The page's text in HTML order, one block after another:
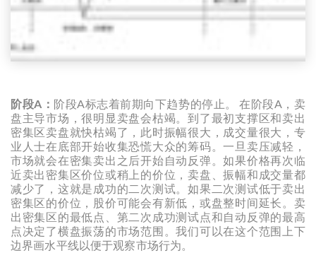
阶段A： 阶段A标志着前期向下趋势的停止。 在阶段A，卖
盘主导市场，很明显卖盘会枯竭。到了最初支撑区和卖出
密集区卖盘就快枯竭了，此时振幅很大，成交量很大，专
业人士在底部开始收集恐慌大众的筹码。一旦卖压减轻，
市场就会在密集卖出之后开始自动反弹。如果价格再次临
近卖出密集区价位或稍上的价位，卖盘、振幅和成交量都
减少了，这就是成功的二次测试。如果二次测试低于卖出
密集区的价位，股价可能会有新低，或盘整时间延长。卖
出密集区的最低点、第二次成功测试点和自动反弹的最高
点决定了横盘振荡的市场范围。我们可以在这个范围上下
边界画水平线以便于观察市场行为。